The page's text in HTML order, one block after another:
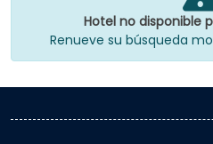
Hotel no disponible
Renueve su búsqueda